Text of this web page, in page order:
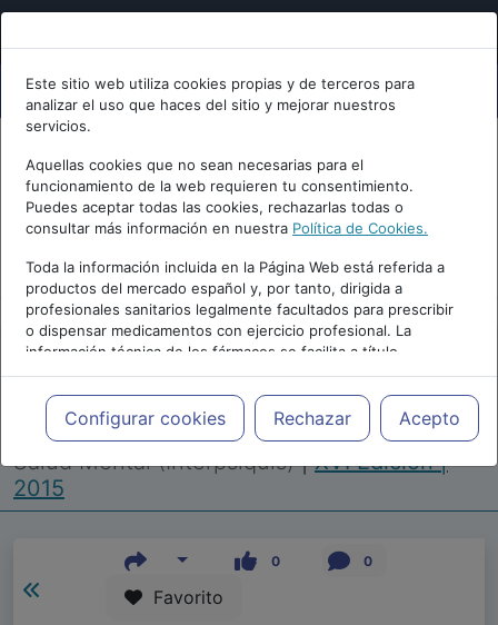
Este sitio web utiliza cookies propias y de terceros para
analizar el uso que haces del sitio y mejorar nuestros
servicios.
Aquellas cookies que no sean necesarias para el
funcionamiento de la web requieren tu consentimiento.
Puedes aceptar todas las cookies, rechazarlas todas o
consultar más información en nuestra Política de Cookies.
Toda la información incluida en la Página Web está referida a
productos del mercado español y, por tanto, dirigida a
profesionales sanitarios legalmente facultados para prescribir
o dispensar medicamentos con ejercicio profesional. La
información técnica de los fármacos se facilita a título
meramente informativo, siendo responsabilidad de los
profesionales facultados prescribir medicamentos y decidir, en
cada caso concreto, el tratamiento más adecuado a las
necesidades del paciente.
Configurar cookies Rechazar Acepto
Repositorio de Artículos |Congreso Virtual
Internacional de Psiquiatría, Psicología y
Salud Mental (Interpsiquis)|XVI Edición |
2015
0 0
Favorito